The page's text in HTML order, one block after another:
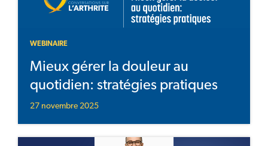
WEBINAIRE
Mieux gérer la douleur au
quotidien: stratégies pratiques
27 novembre 2025